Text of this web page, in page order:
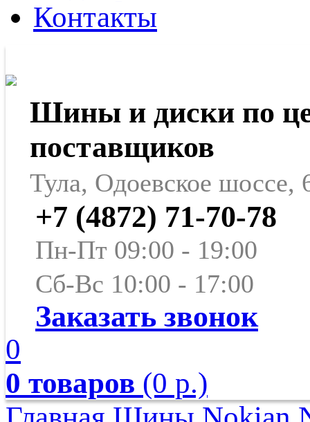
Контакты
Шины и диски по
поставщиков
Тула, Одоевское шоссе,
+7 (4872) 71-70-78
Пн-Пт 09:00 - 19:00
Сб-Вс 10:00 - 17:00
Заказать звонок
0
0 товаров (0 р.)